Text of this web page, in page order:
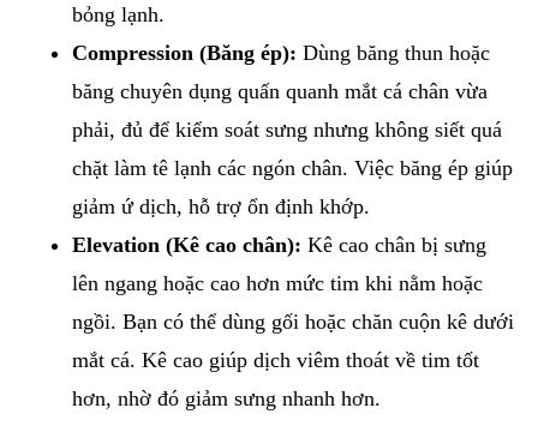
bỏng lạnh.
Compression (Băng ép): Dùng băng thun hoặc
băng chuyên dụng quấn quanh mắt cá chân vừa
phải, đủ để kiểm soát sưng nhưng không siết quá
chặt làm tê lạnh các ngón chân. Việc băng ép giúp
giảm ứ dịch, hỗ trợ ổn định khớp.
Elevation (Kê cao chân): Kê cao chân bị sưng
lên ngang hoặc cao hơn mức tim khi nằm hoặc
ngồi. Bạn có thể dùng gối hoặc chăn cuộn kê dưới
mắt cá. Kê cao giúp dịch viêm thoát về tim tốt
hơn, nhờ đó giảm sưng nhanh hơn.